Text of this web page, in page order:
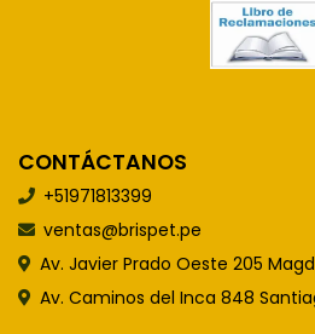
CONTÁCTANOS
+51971813399
ventas@brispet.pe
Av. Javier Prado Oeste 205
Av. Caminos del Inca 848